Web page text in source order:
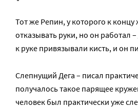
Тот же Репин, у которого к концу
отказывать руки, но он работал
к руке привязывали кисть, и он
Слепнущий Дега – писал
получалось такое парящее
человек был практически уже